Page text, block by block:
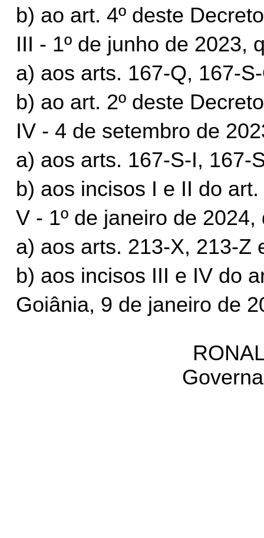
b) ao art. 4º deste
III - 1º de junho de 2023,
a) aos arts. 167-Q, 167-
b) ao art. 2º deste
IV - 4 de setembro de
a) aos arts. 167-S-I, 167-
b) aos incisos I e II do
V - 1º de janeiro de 2024,
a) aos arts. 213-X, 213-Z
b) aos incisos III e IV do
Goiânia, 9 de janeiro de